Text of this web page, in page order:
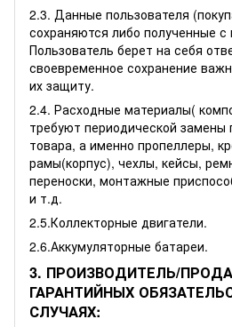
2.3. Данные пользователя
сохраняются либо полученные
Пользователь берет на себя
своевременное сохранение
их защиту.
2.4. Расходные материалы(
требуют периодической замены
товара, а именно пропеллеры,
рамы(корпус), чехлы, кейсы,
переноски, монтажные
и т.д.
2.5.Коллекторные двигатели.
2.6.Аккумуляторные батареи.
3. ПРОИЗВОДИТЕЛЬ/
ГАРАНТИЙНЫХ
СЛУЧАЯХ: